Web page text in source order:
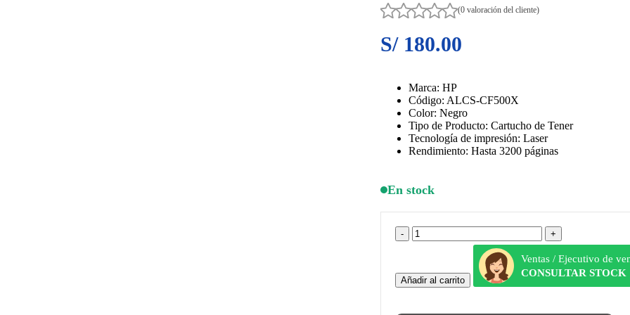
(0 valoración del cliente)
S/180.00
Marca: HP
Código: ALCS-CF500X
Color: Negro
Tipo de Producto: Cartucho de Tener
Tecnología de impresión: Laser
Rendimiento: Hasta 3200 páginas
En stock
Añadir al carrito
Ventas / Ejecutivo de
CONSULTAR STOCK